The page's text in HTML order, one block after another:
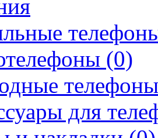
(0)
для